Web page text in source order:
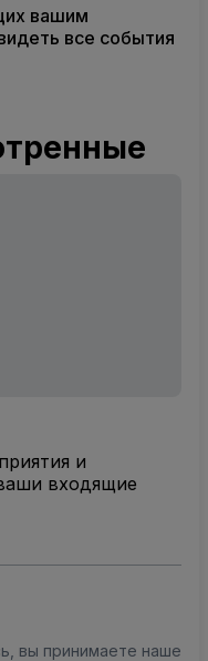
вашим
все события
и
входящие
вы принимаете наше